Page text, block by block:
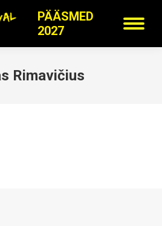
PÄÄSMED
2027
Rimavičius